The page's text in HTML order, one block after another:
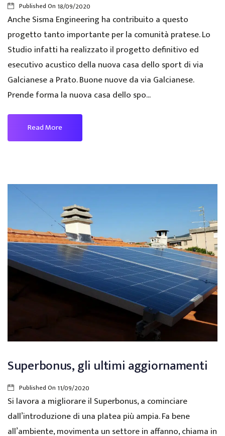
Published On 18/09/2020
Anche Sisma Engineering ha contribuito a questo
progetto tanto importante per la comunità pratese. Lo
Studio infatti ha realizzato il progetto definitivo ed
esecutivo acustico della nuova casa dello sport di via
Galcianese a Prato. Buone nuove da via Galcianese.
Prende forma la nuova casa dello spo...
Read More
Superbonus, gli ultimi aggiornamenti
Published On 11/09/2020
Si lavora a migliorare il Superbonus, a cominciare
dall’introduzione di una platea più ampia. Fa bene
all’ambiente, movimenta un settore in affanno, chiama in